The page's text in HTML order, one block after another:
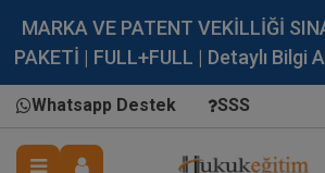
MARKA VE PATENT VEKİLLİĞİ
PAKETİ | FULL+FULL | Detaylı Bilgi
Whatsapp Destek SSS